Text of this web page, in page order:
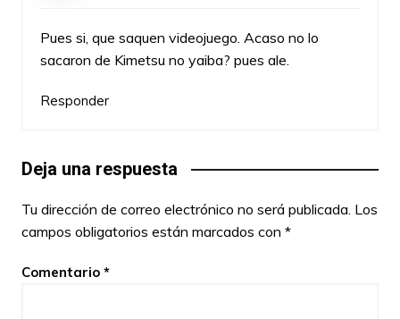
Pues si, que saquen videojuego. Acaso no lo
sacaron de Kimetsu no yaiba? pues ale.
Responder
Deja una respuesta
Tu dirección de correo electrónico no será publicada. Los
campos obligatorios están marcados con *
Comentario *